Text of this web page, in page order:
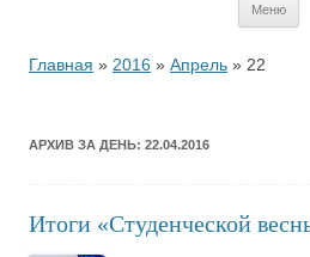
Меню
Главная » 2016 » Апрель » 22
АРХИВ ЗА ДЕНЬ: 22.04.2016
Итоги «Студенческой